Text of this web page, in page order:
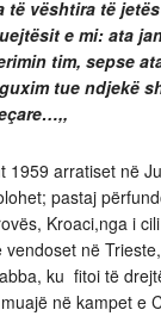
të vështira të
e mi: ata
tim, sepse
tue ndjekë
1959 arratiset në
pastaj
Kroaci,nga i
vendoset në
ku fitoi të
në kampet e